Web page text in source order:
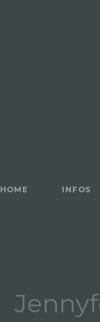
HOME INFOS